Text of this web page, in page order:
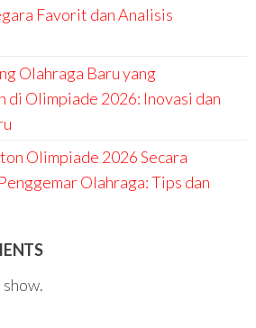
Favorit dan Analisis
Olahraga Baru yang
di Olimpiade 2026: Inovasi dan
Olimpiade 2026 Secara
Olahraga: Tips dan